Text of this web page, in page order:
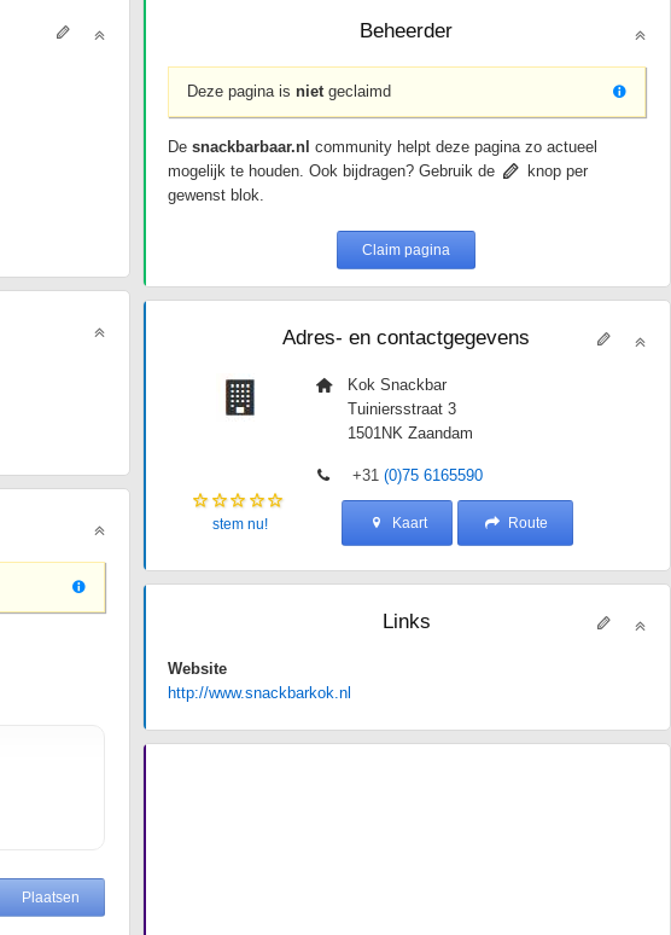
Beheerder
Deze pagina is nietgeclaimd
De snackbarbaar.nl community helpt deze pagina zo actueel
mogelijk te houden. Ook bijdragen? Gebruik de
knop per
gewenst blok.
Claim pagina
Adres- en contactgegevens
Kok Snackbar
Tuiniersstraat 3
1501NK Zaandam
+31(0)75 6165590
stem nu! Kaart Route
Links
Website
http://www.snackbarkok.nl